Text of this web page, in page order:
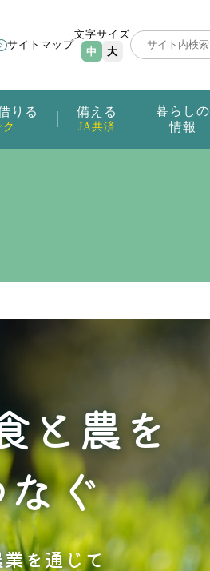
りる 備える
JA共済
暮らしの
情報
サイトマップ
文字サイズ
中
大
と農を
ぐ
を通じて